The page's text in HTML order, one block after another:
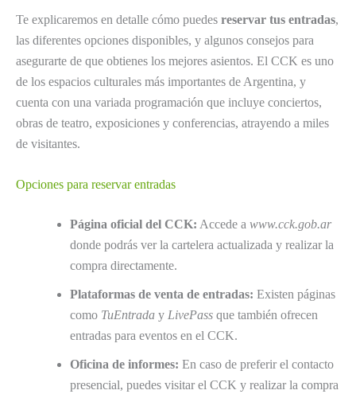
Te explicaremos en detalle cómo puedes reservar tus entradas,
las diferentes opciones disponibles, y algunos consejos para
asegurarte de que obtienes los mejores asientos. El CCK es uno
de los espacios culturales más importantes de Argentina, y
cuenta con una variada programación que incluye conciertos,
obras de teatro, exposiciones y conferencias, atrayendo a miles
de visitantes.
Opciones para reservar entradas
Página oficial del CCK: Accede a www.cck.gob.ar
donde podrás ver la cartelera actualizada y realizar la
compra directamente.
Plataformas de venta de entradas: Existen páginas
como TuEntrada y LivePass que también ofrecen
entradas para eventos en el CCK.
Oficina de informes: En caso de preferir el contacto
presencial, puedes visitar el CCK y realizar la compra